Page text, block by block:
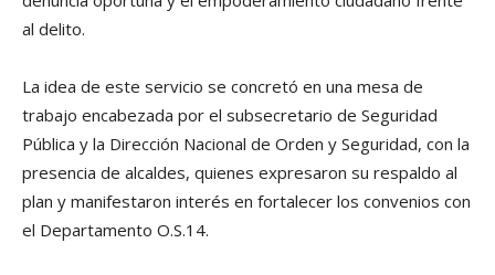
al delito.
La idea de este servicio se concretó en una mesa de
trabajo encabezada por el subsecretario de Seguridad
Pública y la Dirección Nacional de Orden y Seguridad, con la
presencia de alcaldes, quienes expresaron su respaldo al
plan y manifestaron interés en fortalecer los convenios con
el Departamento O.S.14.